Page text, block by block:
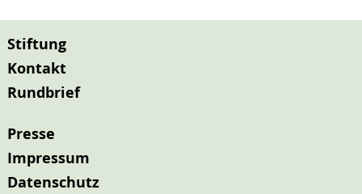
Stiftung
Kontakt
Rundbrief
Presse
Impressum
Datenschutz